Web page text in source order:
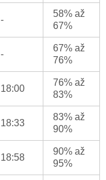
-
58% až
67%
-
67% až
76%
18:00
76% až
83%
18:33
83% až
90%
18:58
90% až
95%